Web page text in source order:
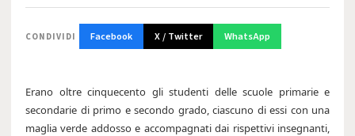
CONDIVIDI Facebook X / Twitter WhatsApp
Erano oltre cinquecento gli studenti delle scuole primarie e
secondarie di primo e secondo grado, ciascuno di essi con una
maglia verde addosso e accompagnati dai rispettivi insegnanti,